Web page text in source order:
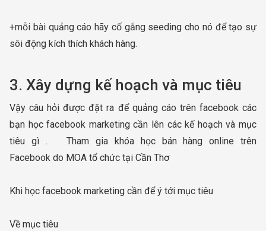
+mỗi bài quảng cáo hãy cố gắng seeding cho nó để tạo sự
sôi động kích thích khách hàng.
3. Xây dựng kế hoạch và mục tiêu
Vậy câu hỏi được đặt ra để quảng cáo trên facebook các
bạn học facebook marketing cần lên các kế hoạch và mục
tiêu gì . Tham gia khóa học bán hàng online trên
Facebook do MOA tổ chức tại Cần Thơ
Khi học facebook marketing cần để ý tới mục tiêu
Về mục tiêu